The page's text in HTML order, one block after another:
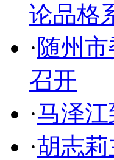
论品格
·随州
召开
·马泽
·胡志